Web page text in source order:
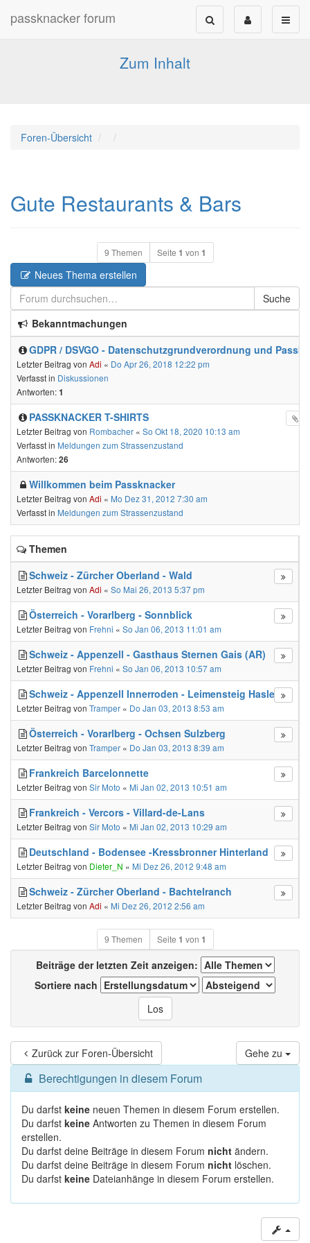
passknacker forum
Forum für alle Pässe- und Tourenfahrer
Zum Inhalt
Foren-Übersicht
Gute Restaurants & Bars
9 Themen Seite 1 von 1
Neues Thema erstellen
Suche
Bekanntmachungen
GDPR / DSVGO - Datenschutzgrundverordnung und
Letzter Beitrag von Adi « Do Apr 26, 2018 12:22 pm
Verfasst in Diskussionen
Antworten:1
PASSKNACKER T-SHIRTS
Letzter Beitrag von Rombacher « So Okt 18, 2020 10:13 am
Verfasst in Meldungen zum Strassenzustand
Antworten:26
Willkommen beim Passknacker
Letzter Beitrag von Adi « Mo Dez 31, 2012 7:30 am
Verfasst in Meldungen zum Strassenzustand
Themen
Schweiz - Zürcher Oberland - Wald
Letzter Beitrag von Adi « So Mai 26, 2013 5:37 pm
Österreich - Vorarlberg - Sonnblick
Letzter Beitrag von Frehni « So Jan 06, 2013 11:01 am
Schweiz - Appenzell - Gasthaus Sternen Gais (AR)
Letzter Beitrag von Frehni « So Jan 06, 2013 10:57 am
Schweiz - Appenzell Innerroden - Leimensteig Haslen
Letzter Beitrag von Tramper « Do Jan 03, 2013 8:53 am
Österreich - Vorarlberg - Ochsen Sulzberg
Letzter Beitrag von Tramper « Do Jan 03, 2013 8:39 am
Frankreich Barcelonnette
Letzter Beitrag von Sir Moto « Mi Jan 02, 2013 10:51 am
Frankreich - Vercors - Villard-de-Lans
Letzter Beitrag von Sir Moto « Mi Jan 02, 2013 10:29 am
Deutschland - Bodensee -Kressbronner Hinterland
Letzter Beitrag von Dieter_N « Mi Dez 26, 2012 9:48 am
Schweiz - Zürcher Oberland - Bachtelranch
Letzter Beitrag von Adi « Mi Dez 26, 2012 2:56 am
9 Themen Seite 1 von 1
Beiträge der letzten Zeit anzeigen:
Sortiere nach
Zurück zur Foren-Übersicht Gehe zu
Berechtigungen in diesem Forum
Du darfst keine neuen Themen in diesem Forum erstellen.
Du darfst keine Antworten zu Themen in diesem Forum
erstellen.
Du darfst deine Beiträge in diesem Forum nicht ändern.
Du darfst deine Beiträge in diesem Forum nicht löschen.
Du darfst keine Dateianhänge in diesem Forum erstellen.